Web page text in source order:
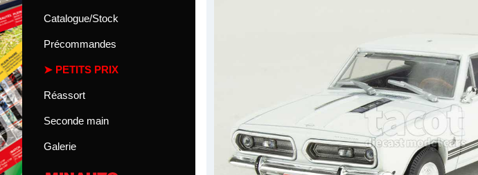
Catalogue/Stock
Précommandes
PETITS PRIX
Réassort
Seconde main
Galerie